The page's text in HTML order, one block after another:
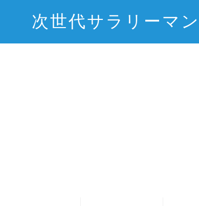
次世代サラリーマ